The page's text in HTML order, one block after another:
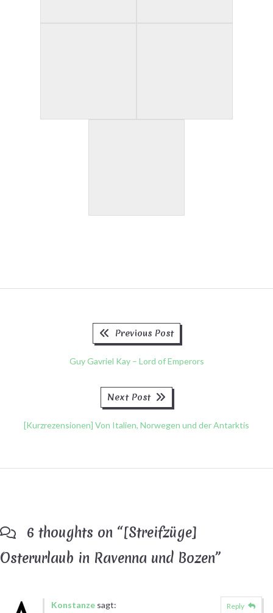
BeitragsnavigationPrevious Post
Guy Gavriel Kay – Lord of Emperors
Next Post
[Kurzrezensionen] Von Italien, Norwegen und der Antarktis
6 thoughts on “[Streifzüge]
Osterurlaub in Ravenna und Bozen”
Konstanze sagt: Reply